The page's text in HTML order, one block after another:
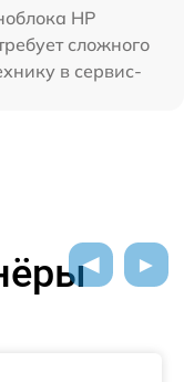
HP
сложного
в сервис-